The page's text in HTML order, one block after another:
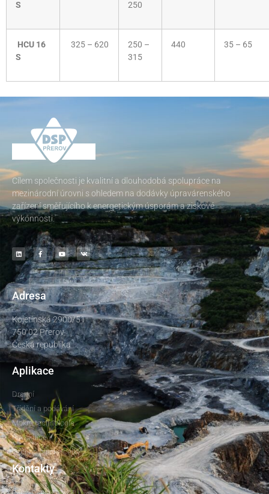
S
250
HCU 16
S
325 – 620
250 –
315
440 35 – 65
Cílem společnosti je kvalitní a dlouhodobá spolupráce na
mezinárodní úrovni s ohledem na dodávky úpravárenského
zařízení směřujícího k energetickým úsporám a ziskové
výkonnosti.
Adresa
Kojetínská 2900/51
750 02 Přerov
Česká republika
Aplikace
Drcení
Třídění a podávání
Mokré technologie
Recyklace
Technologické celky
Kontakty
dsp@dspprerov.cz